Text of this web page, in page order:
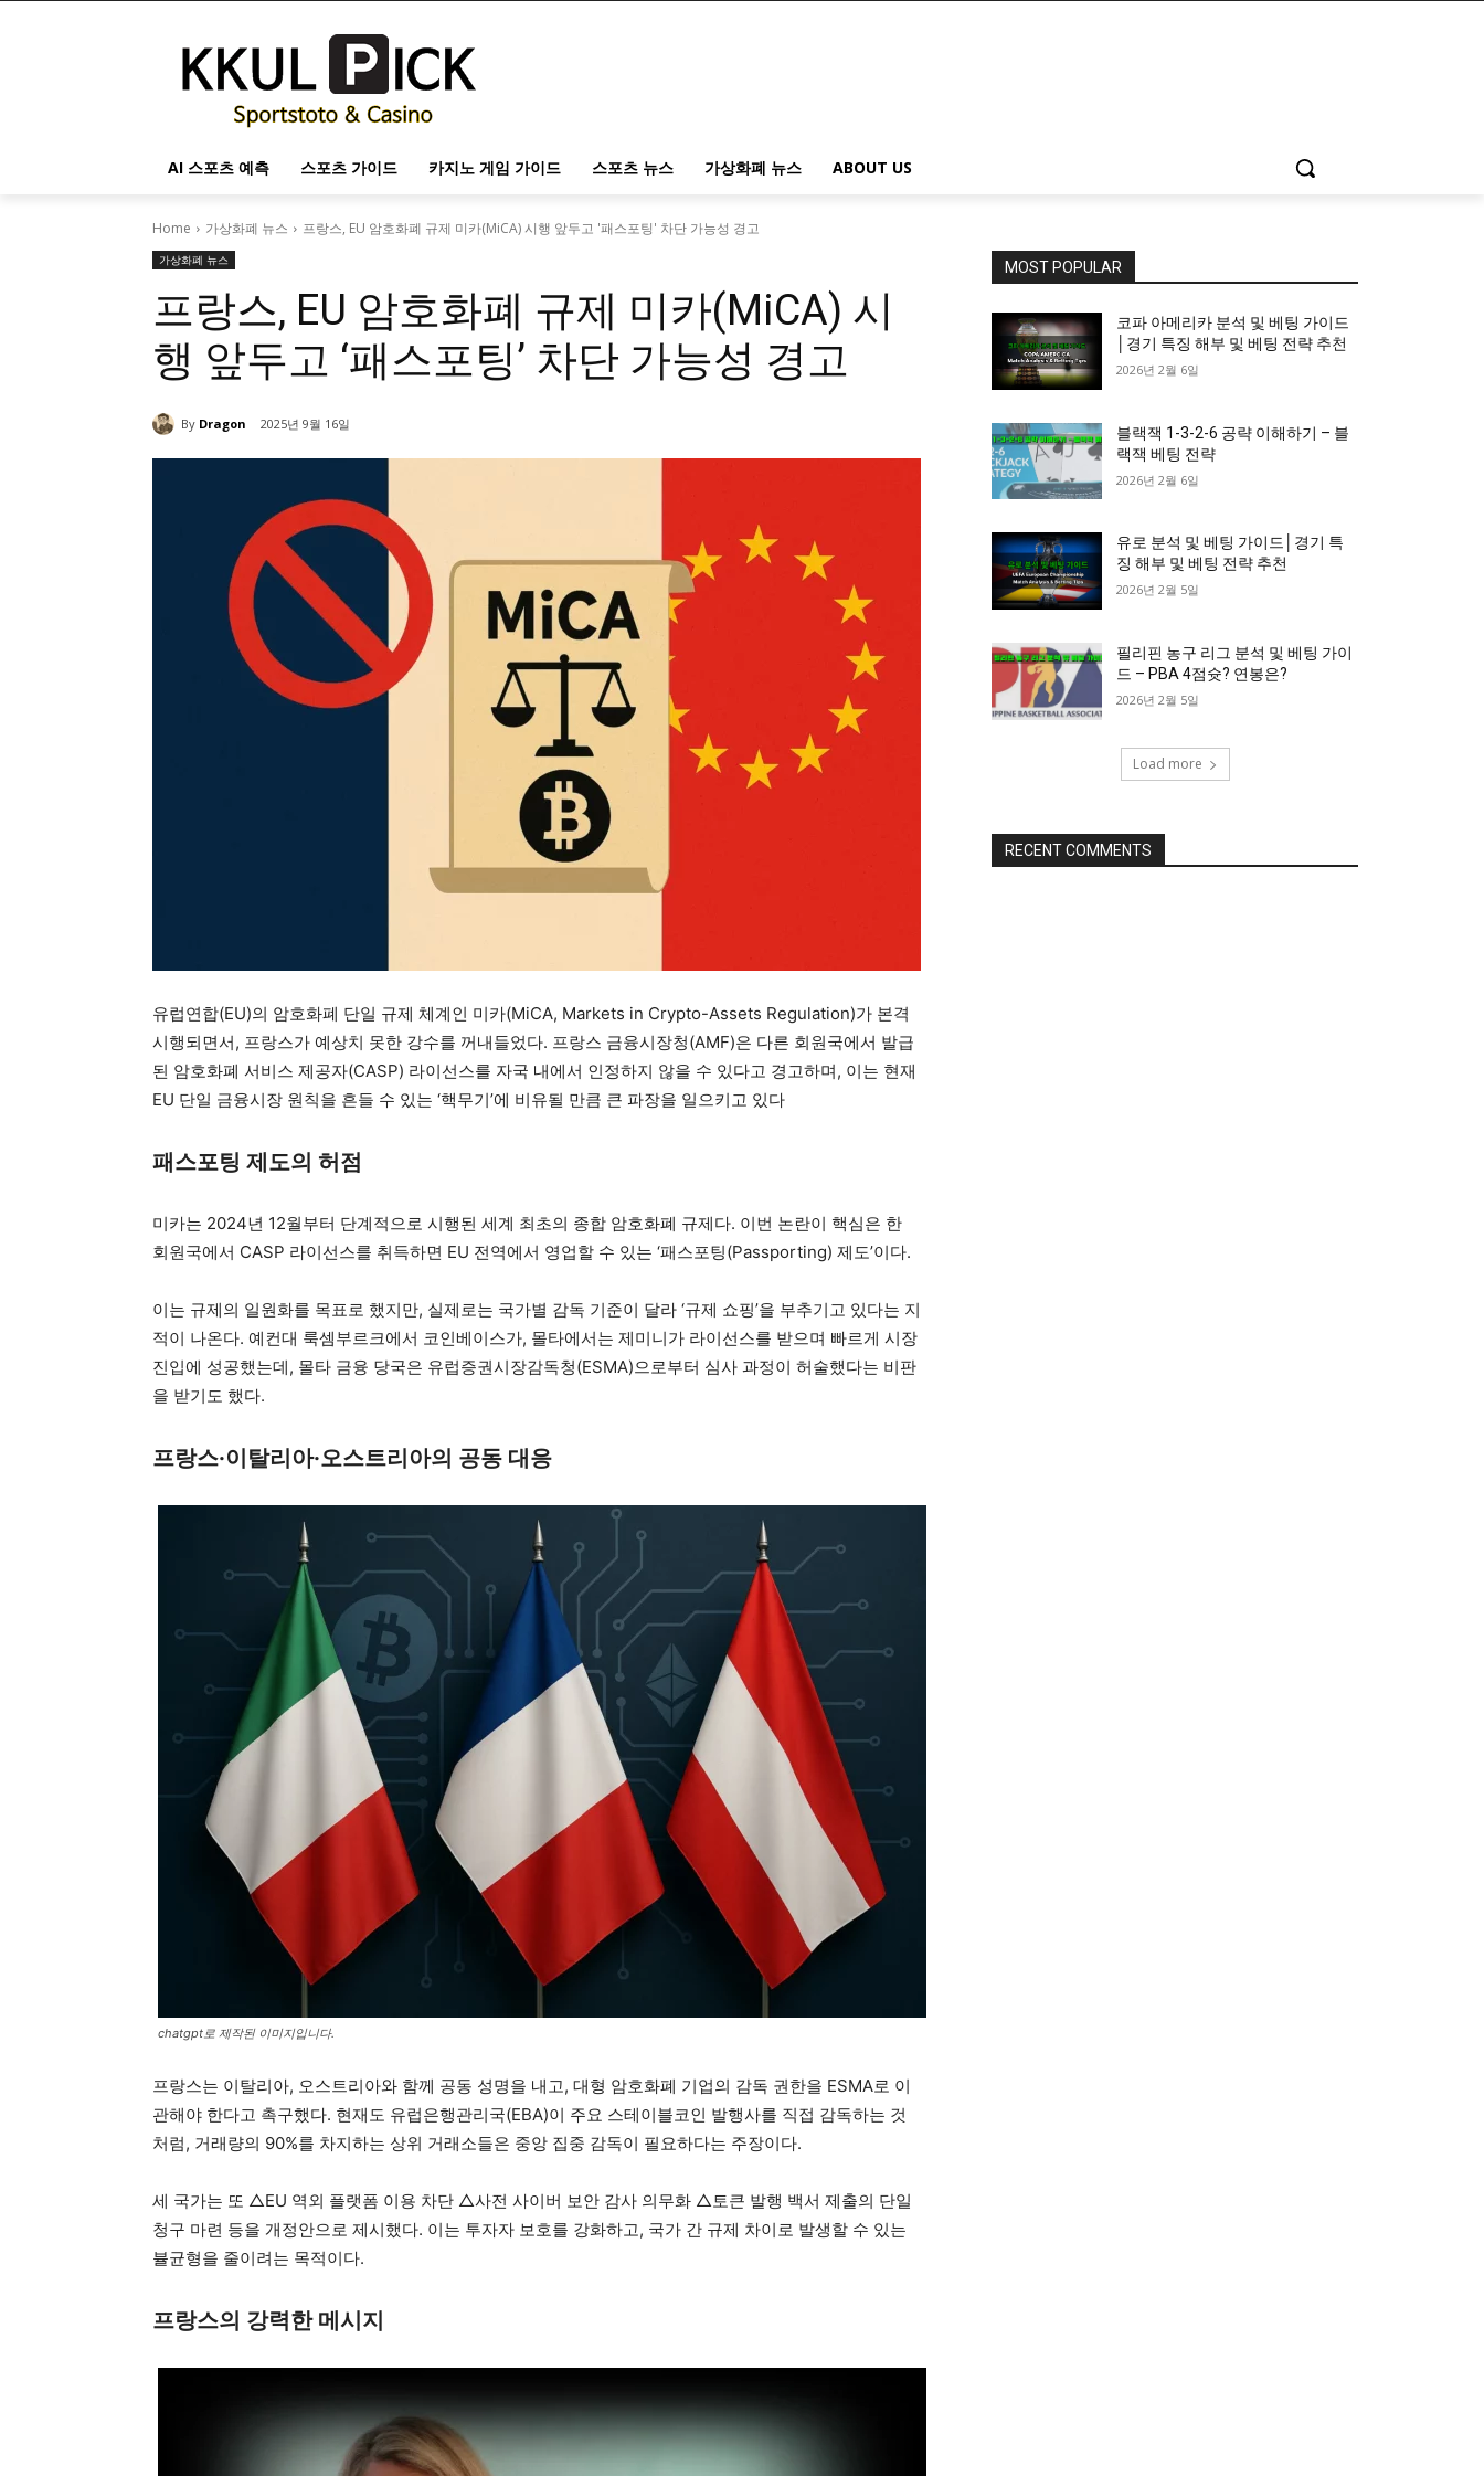
AI 스포츠 예측 스포츠 가이드 카지노 게임 가이드 스포츠 뉴스 가상화폐 뉴스 ABOUT US
Home 가상화폐 뉴스 프랑스, EU 암호화폐 규제 미카(MiCA) 시행 앞두고 '패스포팅' 차단 가능성 경고
가상화폐 뉴스
프랑스, EU 암호화폐 규제 미카(MiCA) 시
행 앞두고 ‘패스포팅’ 차단 가능성 경고
By Dragon 2025년 9월 16일
유럽연합(EU)의 암호화폐 단일 규제 체계인 미카(MiCA, Markets in Crypto-Assets Regulation)가 본격
시행되면서, 프랑스가 예상치 못한 강수를 꺼내들었다. 프랑스 금융시장청(AMF)은 다른 회원국에서 발급
된 암호화폐 서비스 제공자(CASP) 라이선스를 자국 내에서 인정하지 않을 수 있다고 경고하며, 이는 현재
EU 단일 금융시장 원칙을 흔들 수 있는 ‘핵무기’에 비유될 만큼 큰 파장을 일으키고 있다
패스포팅 제도의 허점
미카는 2024년 12월부터 단계적으로 시행된 세계 최초의 종합 암호화폐 규제다. 이번 논란이 핵심은 한
회원국에서 CASP 라이선스를 취득하면 EU 전역에서 영업할 수 있는 ‘패스포팅(Passporting) 제도’이다.
이는 규제의 일원화를 목표로 했지만, 실제로는 국가별 감독 기준이 달라 ‘규제 쇼핑’을 부추기고 있다는 지
적이 나온다. 예컨대 룩셈부르크에서 코인베이스가, 몰타에서는 제미니가 라이선스를 받으며 빠르게 시장
진입에 성공했는데, 몰타 금융 당국은 유럽증권시장감독청(ESMA)으로부터 심사 과정이 허술했다는 비판
을 받기도 했다.
프랑스·이탈리아·오스트리아의 공동 대응
chatgpt로 제작된 이미지입니다.
프랑스는 이탈리아, 오스트리아와 함께 공동 성명을 내고, 대형 암호화폐 기업의 감독 권한을 ESMA로 이
관해야 한다고 촉구했다. 현재도 유럽은행관리국(EBA)이 주요 스테이블코인 발행사를 직접 감독하는 것
처럼, 거래량의 90%를 차지하는 상위 거래소들은 중앙 집중 감독이 필요하다는 주장이다.
세 국가는 또 △EU 역외 플랫폼 이용 차단 △사전 사이버 보안 감사 의무화 △토큰 발행 백서 제출의 단일
청구 마련 등을 개정안으로 제시했다. 이는 투자자 보호를 강화하고, 국가 간 규제 차이로 발생할 수 있는
뷸균형을 줄이려는 목적이다.
프랑스의 강력한 메시지
MOST POPULAR
코파 아메리카 분석 및 베팅 가이드
│경기 특징 해부 및 베팅 전략 추천
2026년 2월 6일
블랙잭 1-3-2-6 공략 이해하기 – 블
랙잭 베팅 전략
2026년 2월 6일
유로 분석 및 베팅 가이드│경기 특
징 해부 및 베팅 전략 추천
2026년 2월 5일
필리핀 농구 리그 분석 및 베팅 가이
드 – PBA 4점슛? 연봉은?
2026년 2월 5일
Load more
RECENT COMMENTS